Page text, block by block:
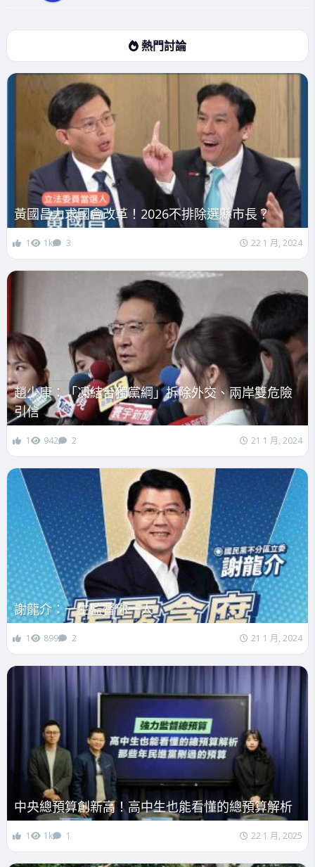
熱門討論
黃國昌力求國會改革！2026不排除選縣市長？
1 1k 3 22 1 月, 2024
趙少康：「凍結台獨黨綱」拆除外交、兩岸雙危險
引信
1 942 2 21 1 月, 2024
謝龍介：一生監督你一人
1 899 2 21 1 月, 2024
中央總預算創新高！高中生也能看懂的總預算解析
1 1k 1 22 1 月, 2025